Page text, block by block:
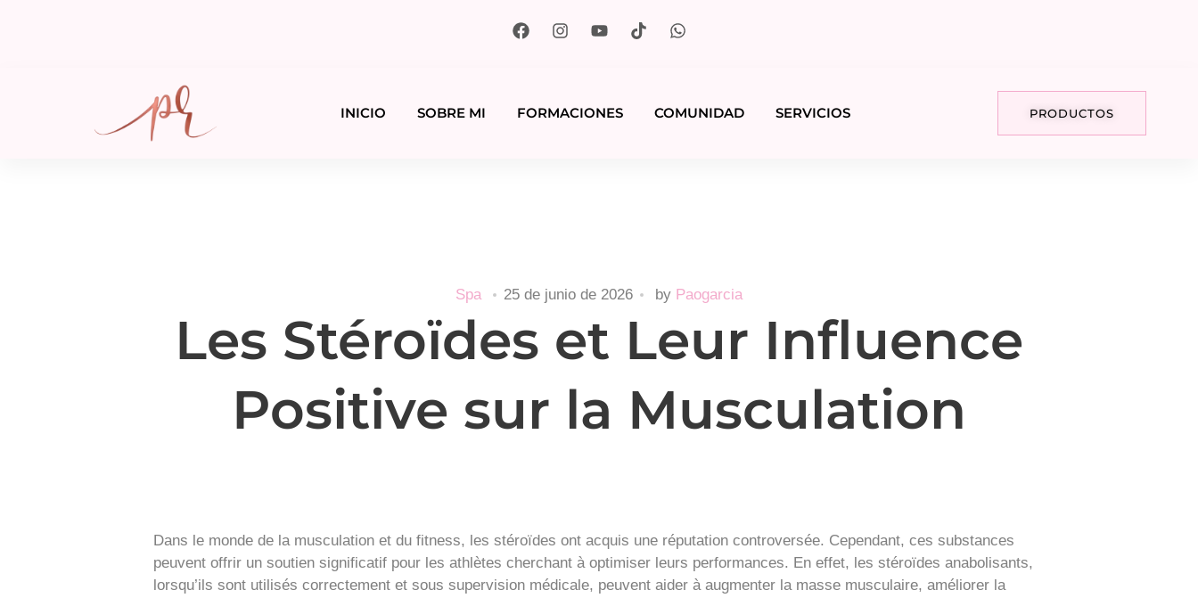
INICIO SOBRE MI FORMACIONES COMUNIDAD SERVICIOS PRODUCTOS
Spa 25 de junio de 2026 by Paogarcia
Les Stéroïdes et Leur Influence
Positive sur la Musculation
Dans le monde de la musculation et du fitness, les stéroïdes ont acquis une réputation controversée. Cependant, ces substances
peuvent offrir un soutien significatif pour les athlètes cherchant à optimiser leurs performances. En effet, les stéroïdes anabolisants,
lorsqu’ils sont utilisés correctement et sous supervision médicale, peuvent aider à augmenter la masse musculaire, améliorer la